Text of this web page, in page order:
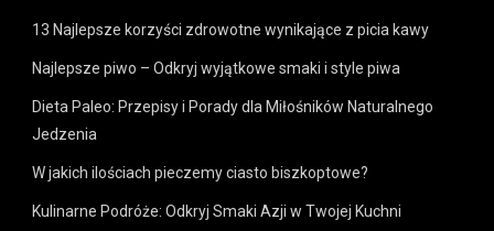
13 Najlepsze korzyści zdrowotne wynikające z picia kawy
Najlepsze piwo – Odkryj wyjątkowe smaki i style piwa
Dieta Paleo: Przepisy i Porady dla Miłośników Naturalnego
Jedzenia
W jakich ilościach pieczemy ciasto biszkoptowe?
Kulinarne Podróże: Odkryj Smaki Azji w Twojej Kuchni